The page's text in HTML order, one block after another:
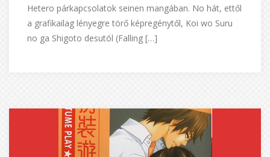
Hetero párkapcsolatok seinen mangában. No hát, ettől
a grafikailag lényegre törő képregénytől, Koi wo Suru
no ga Shigoto desutól (Falling […]